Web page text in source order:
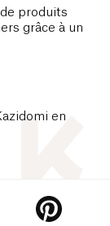
produits
grâce à un
en